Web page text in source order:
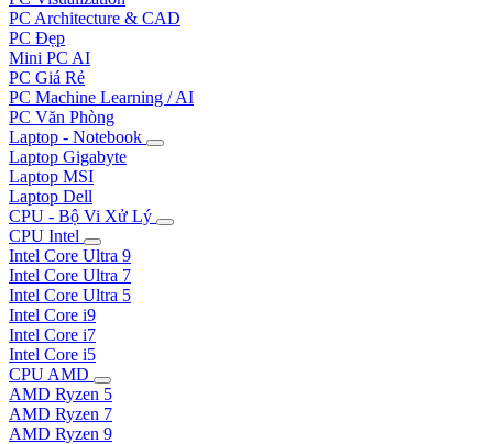
PC Architecture & CAD
PC Đẹp
Mini PC AI
PC Giá Rẻ
PC Machine Learning / AI
PC Văn Phòng
Laptop - Notebook
Laptop Gigabyte
Laptop MSI
Laptop Dell
CPU - Bộ Vi Xử Lý
CPU Intel
Intel Core Ultra 9
Intel Core Ultra 7
Intel Core Ultra 5
Intel Core i9
Intel Core i7
Intel Core i5
CPU AMD
AMD Ryzen 5
AMD Ryzen 7
AMD Ryzen 9